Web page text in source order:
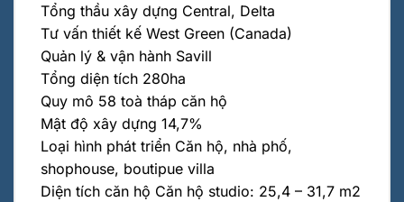
Tổng thầu xây dựng Central, Delta
Tư vấn thiết kế West Green (Canada)
Quản lý & vận hành Savill
Tổng diện tích 280ha
Quy mô 58 toà tháp căn hộ
Mật độ xây dựng 14,7%
Loại hình phát triển Căn hộ, nhà phố,
shophouse, boutipue villa
Diện tích căn hộ Căn hộ studio: 25,4 – 31,7 m2